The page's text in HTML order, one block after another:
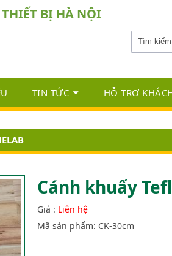
BỊ HÀ NỘI
TIN TỨC HỖ TRỢ
Cánh khuấy
Giá : Liên hệ
Mã sản phẩm: CK-30cm